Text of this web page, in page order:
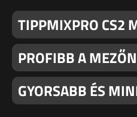
TIPPMIXPRO CS2
PROFIBB A
GYORSABB ÉS